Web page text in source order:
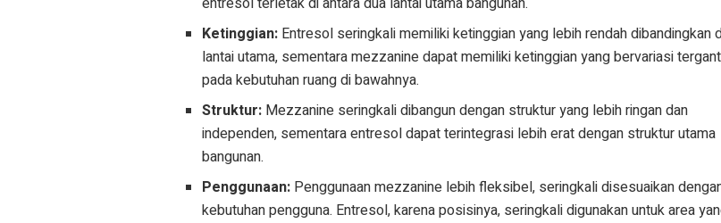
Ketinggian: Entresol seringkali memiliki ketinggian yang lebih rendah dibandingkan
lantai utama, sementara mezzanine dapat memiliki ketinggian yang bervariasi
pada kebutuhan ruang di bawahnya.
Struktur: Mezzanine seringkali dibangun dengan struktur yang lebih ringan dan
independen, sementara entresol dapat terintegrasi lebih erat dengan struktur utama
bangunan.
Penggunaan: Penggunaan mezzanine lebih fleksibel, seringkali disesuaikan
kebutuhan pengguna. Entresol, karena posisinya, seringkali digunakan untuk area